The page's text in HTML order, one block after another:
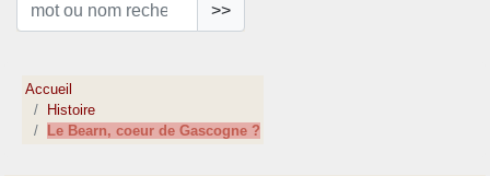
>>
Accueil
Histoire
Le Bearn, coeur de Gascogne ?